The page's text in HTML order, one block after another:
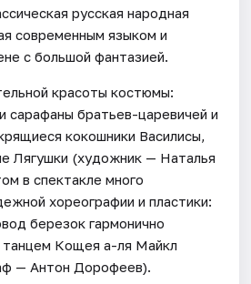
русская народная
современным языком и
с большой фантазией.
красоты костюмы:
сарафаны братьев-царевичей и
кокошники Василисы,
Лягушки (художник — Наталья
в спектакле много
хореографии и пластики:
березок гармонично
Кощея а-ля Майкл
— Антон Дорофеев).